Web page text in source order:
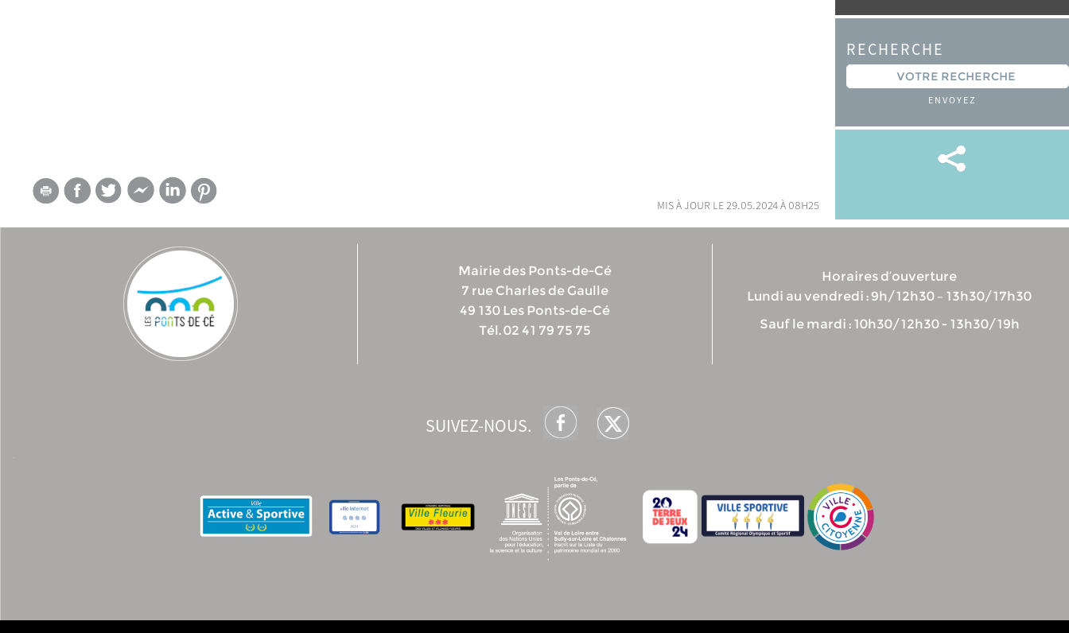
mis à jour le 29.05.2024 à 08h25
RECHERCHE
ENVOYEZ
Mairie des Ponts-de-Cé
7 rue Charles de Gaulle
49 130 Les Ponts-de-Cé
Tél. 02 41 79 75 75
Horaires d’ouverture
Lundi au vendredi : 9h/12h30 – 13h30/17h30
Sauf le mardi : 10h30/12h30 - 13h30/19h
SUIVEZ-NOUS.